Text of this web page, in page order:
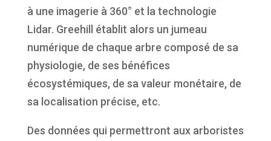
à une imagerie à 360° et la technologie
Lidar. Greehill établit alors un jumeau
numérique de chaque arbre composé de sa
physiologie, de ses bénéfices
écosystémiques, de sa valeur monétaire, de
sa localisation précise, etc.
Des données qui permettront aux arboristes